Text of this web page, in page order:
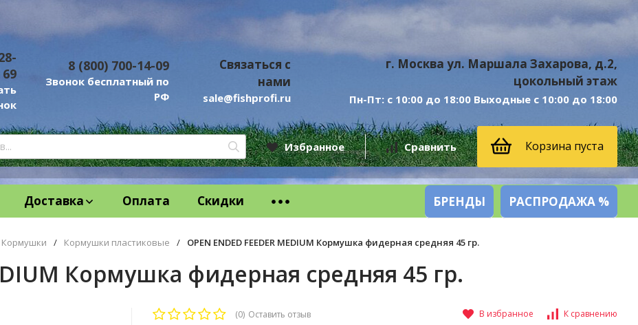
69
8 (800) 700-14-09
Звонок бесплатный по
РФ
Связаться с
нами
sale@fishprofi.ru
г. Москва ул. Маршала Захарова, д.2,
цокольный этаж
Пн-Пт: с 10:00 до 18:00 Выходные с 10:00 до 18:00
Избранное Сравнить Корзина пуста
Доставка Оплата Скидки БРЕНДЫ РАСПРОДАЖА %
Кормушки / Кормушки пластиковые / OPEN ENDED FEEDER MEDIUM Кормушка фидерная средняя 45 гр.
Кормушка фидерная средняя 45 гр.
(0) Оставить отзыв В избранное К сравнению